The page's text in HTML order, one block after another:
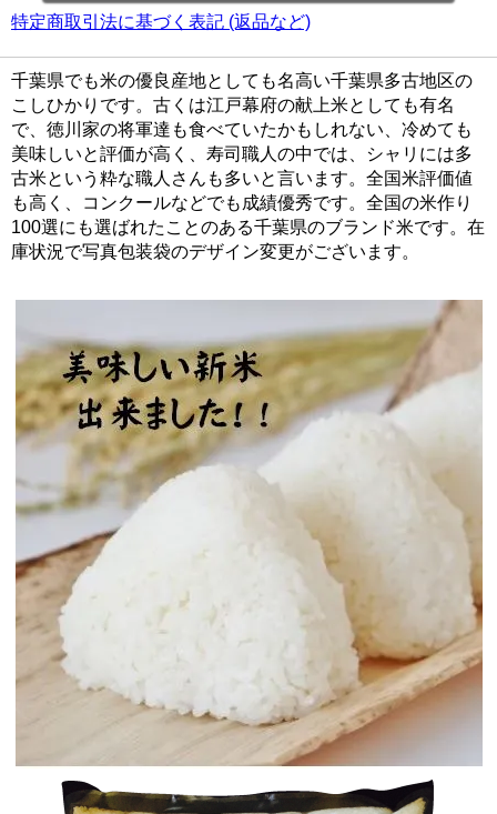
特定商取引法に基づく表記 (返品など)
千葉県でも米の優良産地としても名高い千葉県多古地区の
こしひかりです。古くは江戸幕府の献上米としても有名
で、徳川家の将軍達も食べていたかもしれない、冷めても
美味しいと評価が高く、寿司職人の中では、シャリには多
古米という粋な職人さんも多いと言います。全国米評価値
も高く、コンクールなどでも成績優秀です。全国の米作り
100選にも選ばれたことのある千葉県のブランド米です。在
庫状況で写真包装袋のデザイン変更がございます。